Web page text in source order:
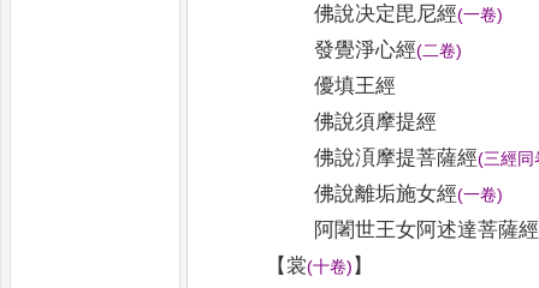
佛說决定毘尼經(一卷)
發覺淨心經(二卷)
優填王經
佛說須摩提經
佛說湏摩提菩薩經(三經同
佛說離垢施女經(一卷)
阿闍世王女阿述達菩薩經
【 裳(十卷) 】